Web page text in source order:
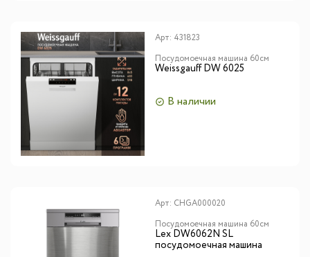
Арт: 431823
Посудомоечная машина 60см
Weissgauff DW 6025
В наличии
Арт: CHGA000020
Посудомоечная машина 60см
Lex DW6062N SL
посудомоечная машина